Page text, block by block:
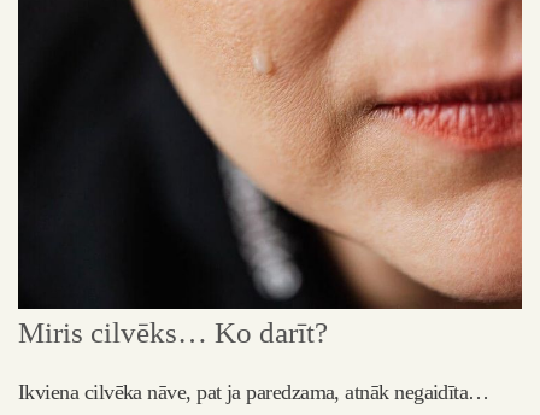
Miris cilvēks… Ko darīt?
Ikviena cilvēka nāve, pat ja paredzama, atnāk negaidīta…